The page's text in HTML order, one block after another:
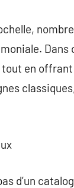
tout en
d’un